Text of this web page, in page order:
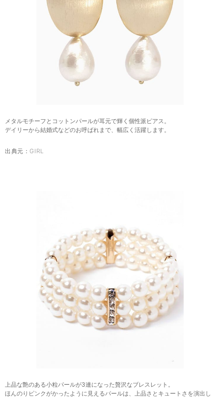
メタルモチーフとコットンパールが耳元で輝く個性派ピアス。
デイリーから結婚式などのお呼ばれまで、幅広く活躍します。
出典元： GIRL
上品な艶のある小粒パールが3連になった贅沢なブレスレット。
ほんのりピンクがかったように見えるパールは、上品さとキュートさを演出し